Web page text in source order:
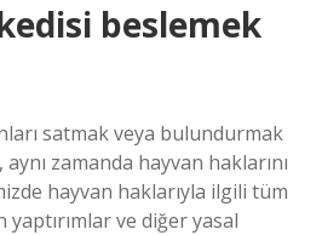
beslemek
satmak veya bulundurmak
aynı zamanda hayvan haklarını
hayvan haklarıyla ilgili tüm
ve diğer yasal